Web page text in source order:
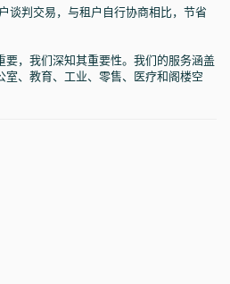
判交易，与租户自行协商相比，节省
，我们深知其重要性。我们的服务涵盖
、教育、工业、零售、医疗和阁楼空